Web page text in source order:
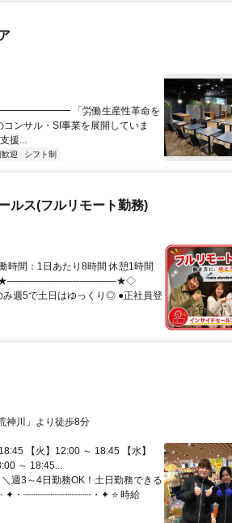
「労働生産性革命を
ンサル・SI事業を展開していま
援...
迎 シフト制
ルス(フルリモート勤務)
時間：1日あたり8時間 休憩1時間
◇★───────────────★◇
み週5で土日はゆっくり◎ ●正社員登
「荒神川」より徒歩8分
【火】12:00 ～ 18:45 【水】
～ 18:45...
4日勤務OK！土日勤務できる
✦・┈┈┈┈┈┈┈┈┈┈┈┈・✦ ⭐️ 時給